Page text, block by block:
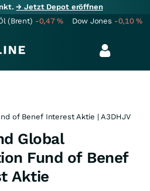
→ Jetzt Depot eröffnen
(Brent) -0,47% Dow Jones -0,10%
of Benef Interest Aktie | A3DHJV
Global
Fund of Benef
Aktie